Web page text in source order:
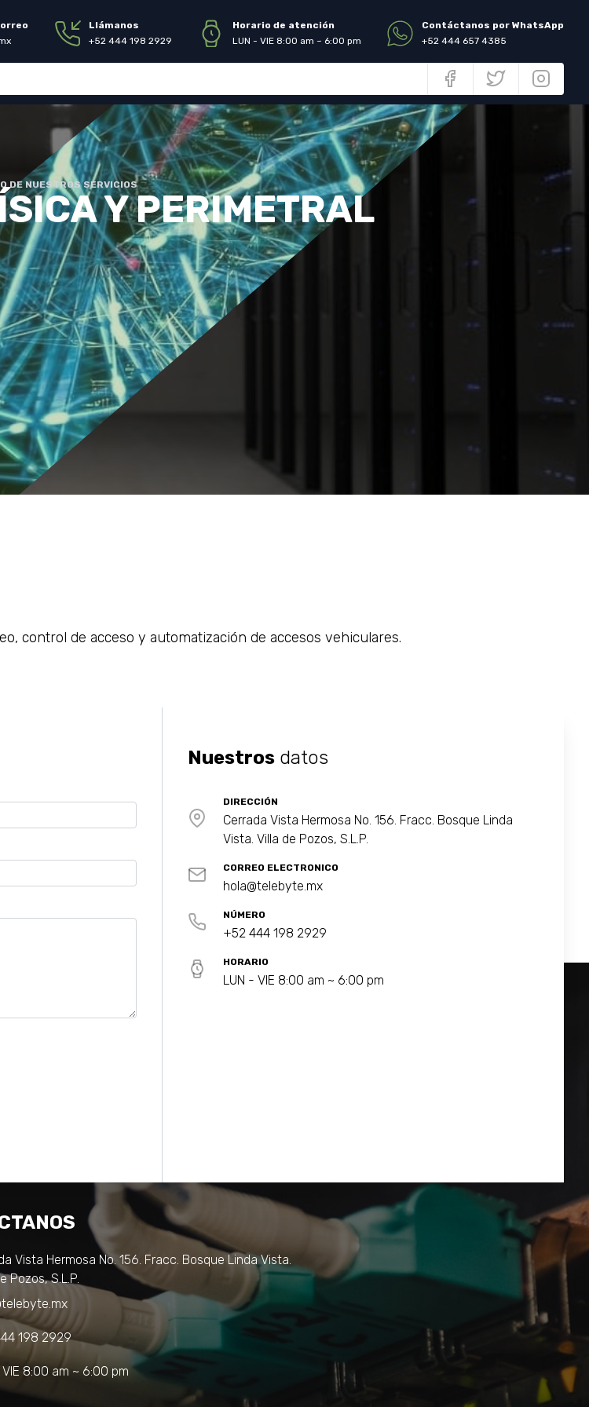
Llámanos
+52 444 198 2929
Horario de atención
LUN - VIE 8:00 am ~ 6:00 pm
Contáctanos por WhatsApp
+52 444 657 4385
DE NUESTROS SERVICIOS
Y PERIMETRAL
control de acceso y automatización de accesos vehiculares.
Nuestros datos
DIRECCIÓN
Cerrada Vista Hermosa No. 156. Fracc. Bosque Linda
Vista. Villa de Pozos, S.L.P.
CORREO ELECTRONICO
hola@telebyte.mx
NÚMERO
+52 444 198 2929
HORARIO
LUN - VIE 8:00 am ~ 6:00 pm
Vista Hermosa No. 156. Fracc. Bosque Linda Vista.
Pozos, S.L.P.
198 2929
VIE 8:00 am ~ 6:00 pm